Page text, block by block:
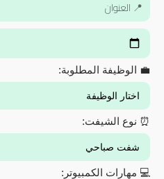
💼 الوظيفة المطلوبة:
⏰ نوع الشيفت:
💻 مهارات الكمبيوتر: